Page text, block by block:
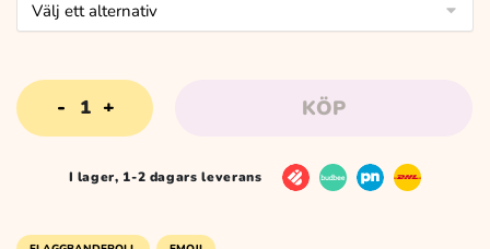
till
Flaggbanderoll
mörkrosa
-
flera
KÖP
I lager, 1-2 dagars leverans